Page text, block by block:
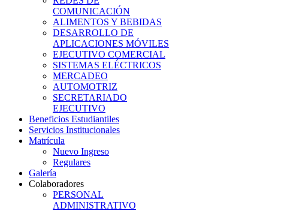
COMUNICACIÓN
ALIMENTOS Y BEBIDAS
DESARROLLO DE
APLICACIONES MÓVILES
EJECUTIVO COMERCIAL
SISTEMAS ELÉCTRICOS
MERCADEO
AUTOMOTRIZ
SECRETARIADO
EJECUTIVO
Beneficios Estudiantiles
Servicios Institucionales
Matrícula
Nuevo Ingreso
Regulares
Galería
Colaboradores
PERSONAL
ADMINISTRATIVO